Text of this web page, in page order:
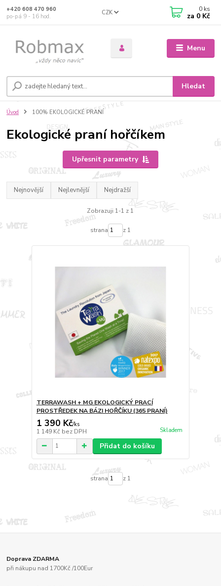
Menu
CZK
Hledat
+420 608 470 960
po-pá 9 - 16 hod.
0 ks
za 0 Kč
Úvod 100% EKOLOGICKÉ PRANÍ
Ekologické praní hořčíkem
Upřesnit parametry
Nejnovější Nejlevnější Nejdražší
Zobrazuji 1-1 z 1
strana z 1
TERRAWASH + MG EKOLOGICKÝ PRACÍ
PROSTŘEDEK NA BÁZI HOŘČÍKU (365 PRANÍ)
1 390 Kč/ks
1 149 Kč bez DPH Skladem
Přidat do košíku
strana z 1
Doprava ZDARMA
při nákupu nad 1700Kč /100Eur